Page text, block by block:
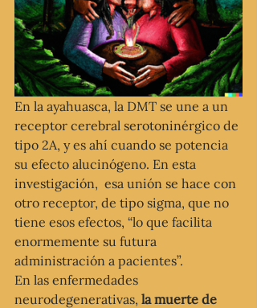
En la ayahuasca, la DMT se une a un
receptor cerebral serotoninérgico de
tipo 2A, y es ahí cuando se potencia
su efecto alucinógeno. En esta
investigación,  esa unión se hace con
otro receptor, de tipo sigma, que no
tiene esos efectos, “lo que facilita
enormemente su futura
administración a pacientes”.
En las enfermedades
neurodegenerativas, la muerte de